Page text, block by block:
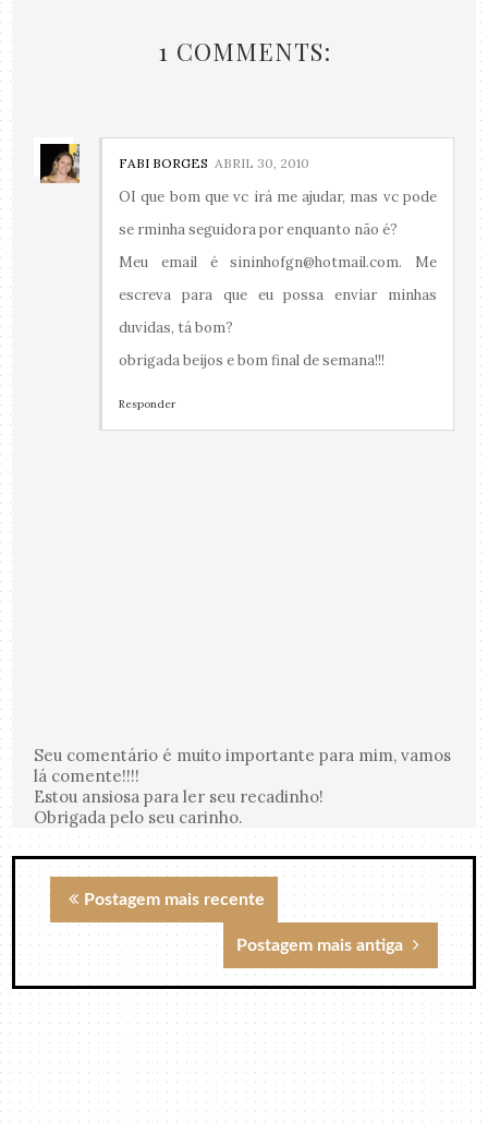
1 COMMENTS:
FABI BORGES ABRIL 30, 2010
OI que bom que vc irá me ajudar, mas vc pode
se rminha seguidora por enquanto não é?
Meu email é sininhofgn@hotmail.com. Me
escreva para que eu possa enviar minhas
duvidas, tá bom?
obrigada beijos e bom final de semana!!!
Responder
Seu comentário é muito importante para mim, vamos
lá comente!!!!
Estou ansiosa para ler seu recadinho!
Obrigada pelo seu carinho.
Postagem mais recente
Postagem mais antiga